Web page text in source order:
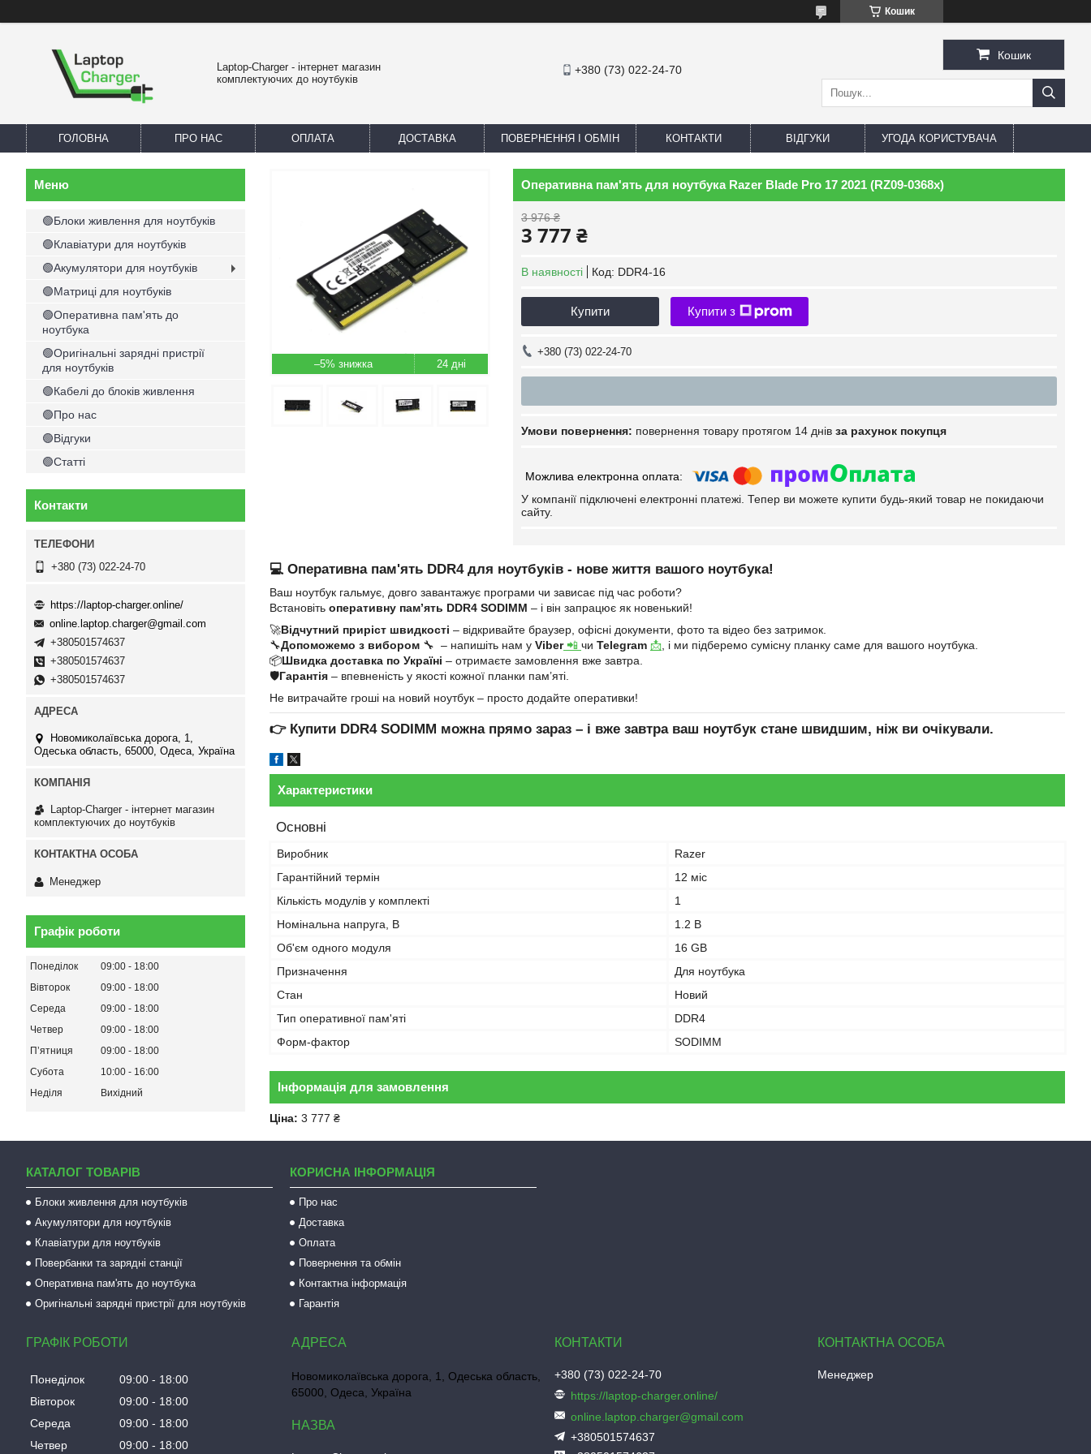
Кошик
Laptop-Charger - інтернет магазин
комплектуючих до ноутбуків
+380 (73) 022-24-70
Кошик
ГОЛОВНА ПРО НАС ОПЛАТА ДОСТАВКА ПОВЕРНЕННЯ І ОБМІН КОНТАКТИ ВІДГУКИ УГОДА КОРИСТУВАЧА
–5% 24 дні
Оперативна пам'ять для ноутбука Razer Blade Pro 17 2021 (RZ09-0368x)
3 976 ₴
3 777 ₴
В наявності Код: DDR4-16
Купити Купити з
+380 (73) 022-24-70
повернення товару протягом 14 днів за рахунок покупця
У компанії підключені електронні платежі. Тепер ви можете купити будь-який товар не покидаючи
сайту.
💻 Оперативна пам'ять DDR4 для ноутбуків - нове життя вашого ноутбука!
Ваш ноутбук гальмує, довго завантажує програми чи зависає під час роботи?
Встановіть оперативну пам’ять DDR4 SODIMM – і він запрацює як новенький!
🚀Відчутний приріст швидкості – відкривайте браузер, офісні документи, фото та відео без затримок.
🔧Допоможемо з вибором 🔧 – напишіть нам у Viber📲 чи Telegram 📩 , і ми підберемо сумісну планку саме для вашого ноутбука.
📦Швидка доставка по Україні – отримаєте замовлення вже завтра.
🛡Гарантія – впевненість у якості кожної планки пам’яті.
Не витрачайте гроші на новий ноутбук – просто додайте оперативки!
👉 Купити DDR4 SODIMM можна прямо зараз – і вже завтра ваш ноутбук стане швидшим, ніж ви очікували.
Характеристики
Основні
Виробник
Razer
Гарантійний термін
12 міс
Кількість модулів у комплекті
1
Номінальна напруга, В
1.2 В
Об'єм одного модуля
16 GB
Призначення
Для ноутбука
Стан
Новий
Тип оперативної пам'яті
DDR4
Форм-фактор
SODIMM
Інформація для замовлення
Ціна: 3 777 ₴
🟢Блоки живлення для ноутбуків
🟢Клавіатури для ноутбуків
🟢Акумулятори для ноутбуків
🟢Матриці для ноутбуків
🟢Оперативна пам'ять до
ноутбука
🟢Оригінальні зарядні пристрії
для ноутбуків
🟢Кабелі до блоків живлення
🟢Про нас
🟢Відгуки
🟢Статті
Контакти
+380 (73) 022-24-70
https://laptop-charger.online/
online.laptop.charger@gmail.com
+380501574637
+380501574637
+380501574637
Новомиколаївська дорога, 1,
Одеська область, 65000, Одеса, Україна
Laptop-Charger - інтернет магазин
комплектуючих до ноутбуків
Менеджер
Графік роботи
Понеділок 09:00
18:00
Вівторок
09:00
18:00
Середа
09:00
18:00
Четвер
09:00
18:00
Пʼятниця
09:00
18:00
Субота
10:00
16:00
Неділя
Вихідний
КАТАЛОГ ТОВАРІВ
Блоки живлення для ноутбуків
Акумулятори для ноутбуків
Клавіатури для ноутбуків
Повербанки та зарядні станції
Оперативна пам'ять до ноутбука
Оригінальні зарядні пристрії для ноутбуків
КОРИСНА ІНФОРМАЦІЯ
Про нас
Доставка
Оплата
Повернення та обмін
Контактна інформація
Гарантія
ГРАФІК РОБОТИ
Понеділок 09:00
18:00
Вівторок
09:00
18:00
Середа
09:00
18:00
Четвер
09:00 18:00
Новомиколаївська дорога, 1, Одеська область,
65000, Одеса, Україна
+380 (73) 022-24-70
https://laptop-charger.online/
online.laptop.charger@gmail.com
+380501574637
Менеджер